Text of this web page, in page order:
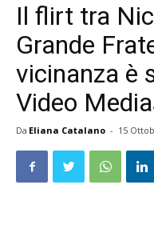
Il flirt tra
Grande
vicinanza è
Video
Da Eliana Catalano - 15